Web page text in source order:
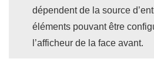
dépendent de la source
éléments pouvant être
l’afficheur de la face avant.